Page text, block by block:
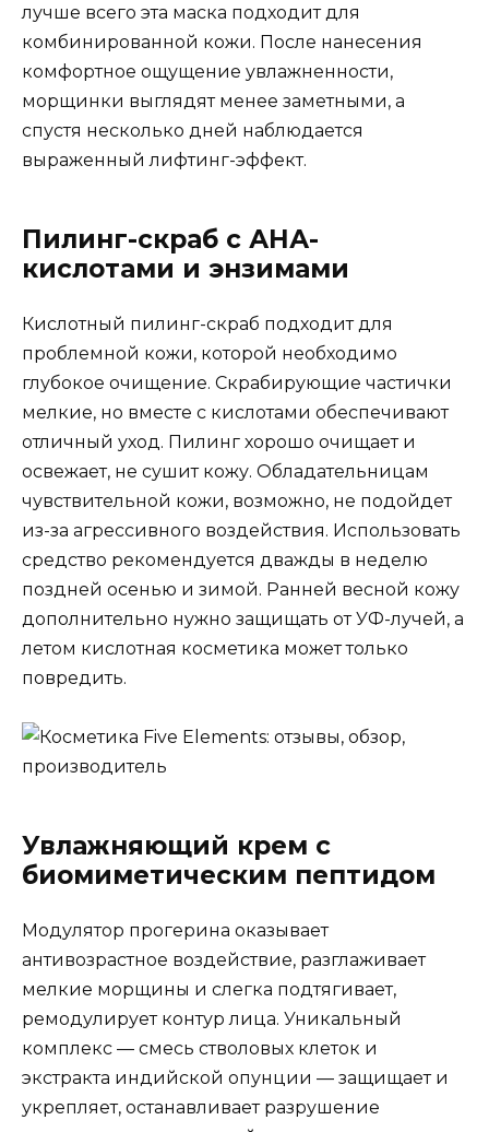
лучше всего эта маска подходит для
комбинированной кожи. После нанесения
комфортное ощущение увлажненности,
морщинки выглядят менее заметными, а
спустя несколько дней наблюдается
выраженный лифтинг-эффект.
Пилинг-скраб с АНА-
кислотами и энзимами
Кислотный пилинг-скраб подходит для
проблемной кожи, которой необходимо
глубокое очищение. Скрабирующие частички
мелкие, но вместе с кислотами обеспечивают
отличный уход. Пилинг хорошо очищает и
освежает, не сушит кожу. Обладательницам
чувствительной кожи, возможно, не подойдет
из-за агрессивного воздействия. Использовать
средство рекомендуется дважды в неделю
поздней осенью и зимой. Ранней весной кожу
дополнительно нужно защищать от УФ-лучей, а
летом кислотная косметика может только
повредить.
Увлажняющий крем с
биомиметическим пептидом
Модулятор прогерина оказывает
антивозрастное воздействие, разглаживает
мелкие морщины и слегка подтягивает,
ремодулирует контур лица. Уникальный
комплекс — смесь стволовых клеток и
экстракта индийской опунции — защищает и
укрепляет, останавливает разрушение